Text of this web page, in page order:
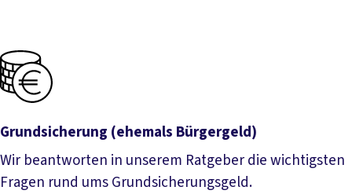
Grundsicherung (ehemals Bürgergeld)
Wir beantworten in unserem Ratgeber die wichtigsten
Fragen rund ums Grundsicherungsgeld.